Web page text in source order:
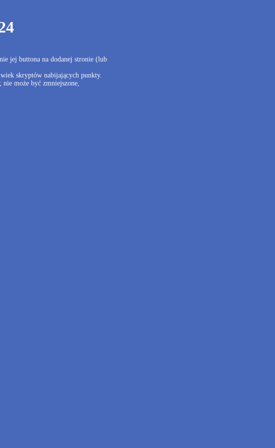
jej buttona na dodanej stronie (lub
skryptów nabijających punkty.
może być zmniejszone,